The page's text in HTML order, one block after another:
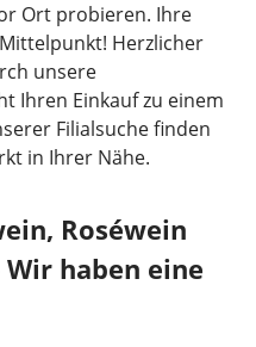
Ort probieren. Ihre
Herzlicher
unsere
Ihren Einkauf zu einem
Filialsuche finden
in Ihrer Nähe.
Roséwein
haben eine